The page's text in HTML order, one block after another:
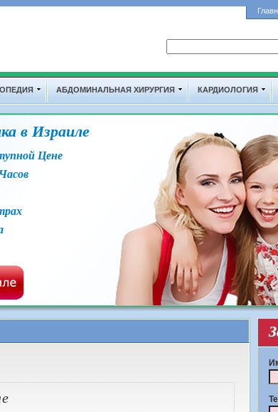
Форма поиска
АБДОМИНАЛЬНАЯ ХИРУРГИЯ КАРДИОЛОГИЯ
в Израиле
Цене